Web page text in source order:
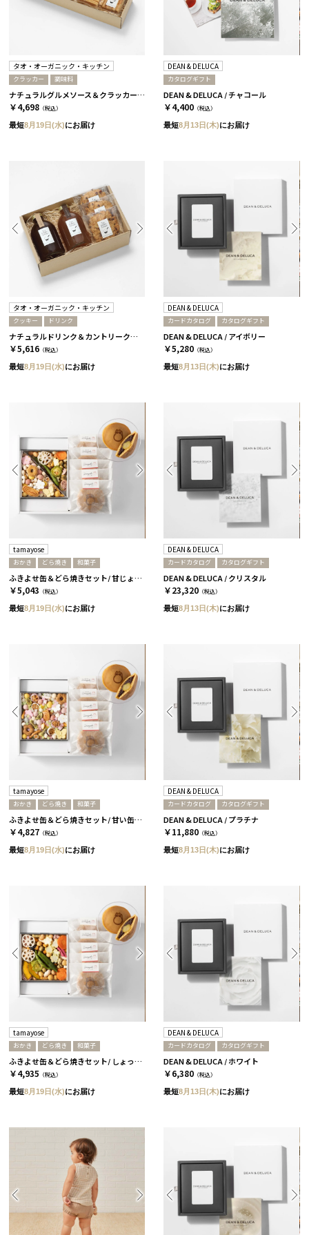
タオ・オーガニック・キッチン
クラッカー 調味料
ナチュラルグルメソース＆クラッカーセット［タオ・オーガニック・キッチン］
￥4,698 （税込）
最短8月19日(水)にお届け
DEAN & DELUCA
カタログギフト
DEAN & DELUCA / チャコール
￥4,400 （税込）
最短8月13日(木)にお届け
タオ・オーガニック・キッチン
クッキー ドリンク
ナチュラルドリンク＆カントリークッキーセット［タオ・オーガニック・キッチン］
￥5,616 （税込）
最短8月19日(水)にお届け
DEAN & DELUCA
カードカタログ カタログギフト
DEAN & DELUCA / アイボリー
￥5,280 （税込）
最短8月13日(木)にお届け
tamayose
おかき どら焼き 和菓子
ふきよせ缶＆どら焼きセット/ 甘じょっぱい缶［tamayose］
￥5,043 （税込）
最短8月19日(水)にお届け
DEAN & DELUCA
カードカタログ カタログギフト
DEAN & DELUCA / クリスタル
￥23,320 （税込）
最短8月13日(木)にお届け
tamayose
おかき どら焼き 和菓子
ふきよせ缶＆どら焼きセット/ 甘い缶［tamayose］
￥4,827 （税込）
最短8月19日(水)にお届け
DEAN & DELUCA
カードカタログ カタログギフト
DEAN & DELUCA / プラチナ
￥11,880 （税込）
最短8月13日(木)にお届け
tamayose
おかき どら焼き 和菓子
ふきよせ缶＆どら焼きセット/ しょっぱい缶［tamayose］
￥4,935 （税込）
最短8月19日(水)にお届け
DEAN & DELUCA
カードカタログ カタログギフト
DEAN & DELUCA / ホワイト
￥6,380 （税込）
最短8月13日(木)にお届け